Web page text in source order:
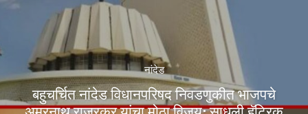
नांदेड
बहुचर्चित नांदेड विधानपरिषद निवडणुकीत भाजपचे